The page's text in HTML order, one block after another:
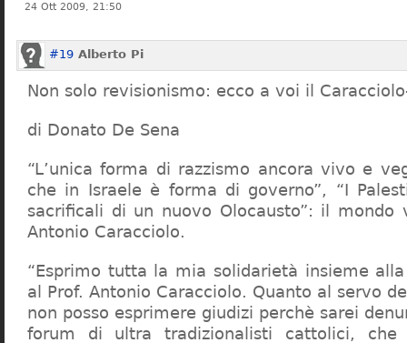
24 Ott 2009, 21:50
#19 Alberto Pi
Non solo revisionismo: ecco a voi il
di Donato De Sena
“L’unica forma di razzismo ancora vivo e
che in Israele è forma di governo”, “I
sacrificali di un nuovo Olocausto”: il mondo
Antonio Caracciolo.
“Esprimo tutta la mia solidarietà insieme
al Prof. Antonio Caracciolo. Quanto al servo
non posso esprimere giudizi perchè sarei
forum di ultra tradizionalisti cattolici,